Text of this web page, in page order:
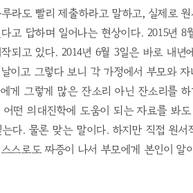
라도 빨리 제출하라고 말하고, 실제로
고 답하며 일어나는 현상이다. 2015년
되고 있다. 2014년 6월 3일은 바로 내
이고 그렇다 보니 각 가정에서 부모와
게 그렇게 많은 잔소리 아닌 잔소리를
어떤 의대진학에 도움이 되는 자료를 봐
다. 물론 맞는 말이다. 하지만 직접 원서
스로도 짜증이 나서 부모에게 본인이 알